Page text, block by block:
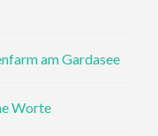
am Gardasee
Worte